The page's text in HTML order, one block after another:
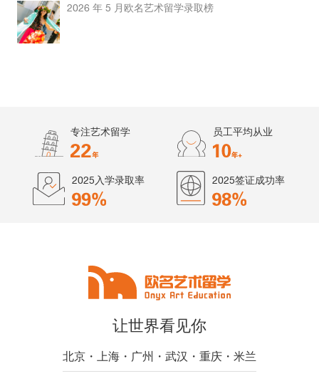
2026 年 5 月欧名艺术留学录取榜
专注艺术留学 员工平均从业
2025入学录取率 2025签证成功率
让世界看见你
北京・上海・广州・武汉・重庆・米兰